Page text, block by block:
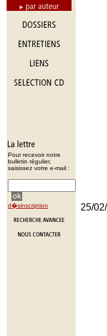
Pour recevoir notre
bulletin régulier,
saisissez votre e-mail :
d�sinscription 25/